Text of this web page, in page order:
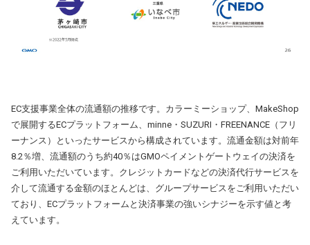
EC支援事業全体の流通額の推移です。カラーミーショップ、MakeShop
で展開するECプラットフォーム、minne・SUZURI・FREENANCE（フリ
ーナンス）といったサービスから構成されています。流通金額は対前年
8.2％増、流通額のうち約40％はGMOペイメントゲートウェイの決済を
ご利用いただいています。クレジットカードなどの決済代行サービスを
介して流通する金額のほとんどは、グループサービスをご利用いただい
ており、ECプラットフォームと決済事業の強いシナジーを示す値と考
えています。